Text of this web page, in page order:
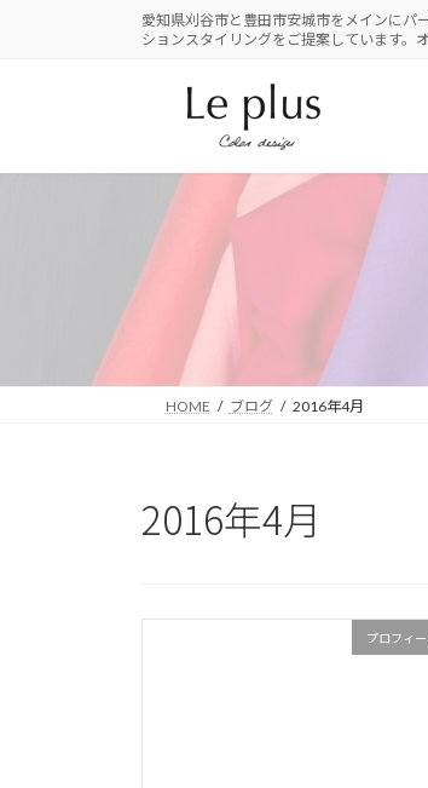
愛知県刈谷市と豊田市安城市をメインにパ
ションスタイリングをご提案しています。
HOME ブログ 2016年4月
2016年4月
プロフィ